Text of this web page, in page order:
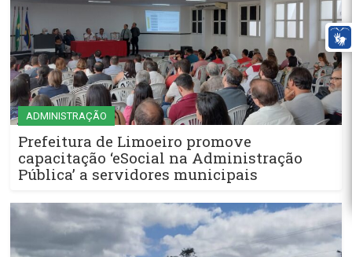
ADMINISTRAÇÃO
Prefeitura de Limoeiro promove
capacitação ‘eSocial na Administração
Pública’ a servidores municipais